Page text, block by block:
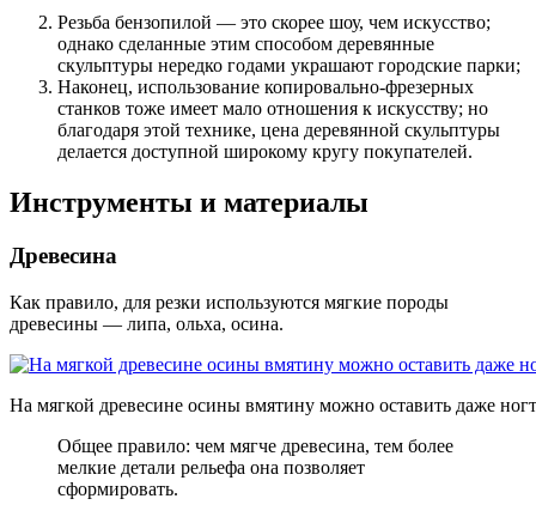
Резьба бензопилой — это скорее шоу, чем искусство;
однако сделанные этим способом деревянные
скульптуры нередко годами украшают городские парки;
Наконец, использование копировально-фрезерных
станков тоже имеет мало отношения к искусству; но
благодаря этой технике, цена деревянной скульптуры
делается доступной широкому кругу покупателей.
Инструменты и материалы
Древесина
Как правило, для резки используются мягкие породы
древесины — липа, ольха, осина.
На мягкой древесине осины вмятину можно оставить даже
Общее правило: чем мягче древесина, тем более
мелкие детали рельефа она позволяет
сформировать.